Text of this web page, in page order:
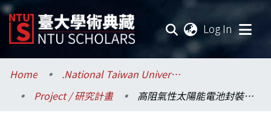
Log In
Communities & Collections
Research Outputs
Home
.National Taiwan University / 國立臺灣大學
Project / 研究計畫
高阻氣性太陽能電池封裝膠研究：可塗佈式自組裝有機/無機複合薄膜(I)